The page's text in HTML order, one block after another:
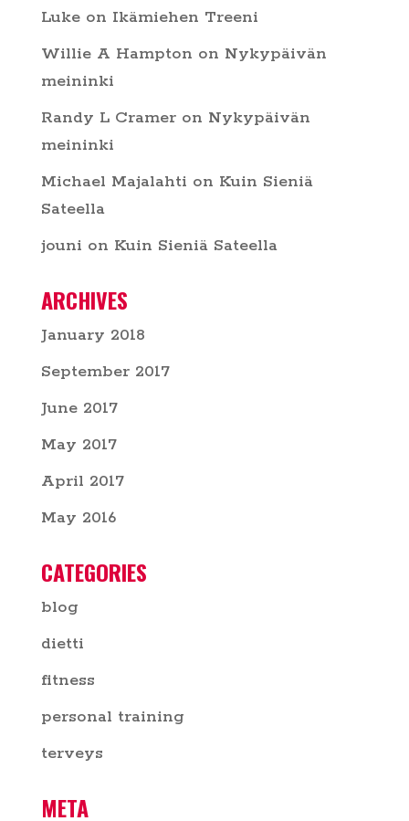
Lukeon Ikämiehen Treeni
Willie A Hampton on Nykypäivän
meininki
Randy L Crameron Nykypäivän
meininki
Michael Majalahti on Kuin Sieniä
Sateella
jouni on Kuin Sieniä Sateella
ARCHIVES
January 2018
September 2017
June 2017
May 2017
April 2017
May 2016
CATEGORIES
blog
dietti
fitness
personal training
terveys
META